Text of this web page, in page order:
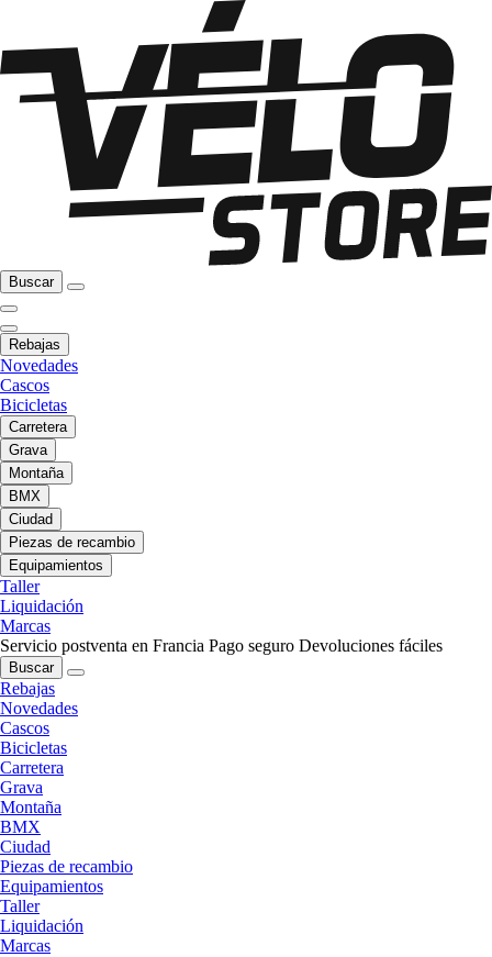
Buscar
Rebajas
Novedades
Cascos
Bicicletas
Carretera
Grava
Montaña
BMX
Ciudad
Piezas de recambio
Equipamientos
Taller
Liquidación
Marcas
Servicio postventa en Francia Pago seguro Devoluciones fáciles
Buscar
Rebajas
Novedades
Cascos
Bicicletas
Carretera
Grava
Montaña
BMX
Ciudad
Piezas de recambio
Equipamientos
Taller
Liquidación
Marcas